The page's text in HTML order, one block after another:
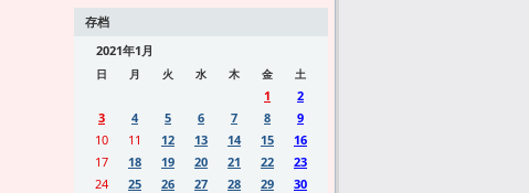
存档
2021年1月
日 月 火 水 木 金 土
1
2
3
4 5 6 7 8
9
10
11 12 13 14 15
16
17
18 19 20 21 22
23
24
25 26 27 28 29
30